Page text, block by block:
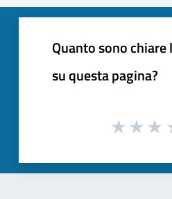
Quanto sono
su questa pagina?